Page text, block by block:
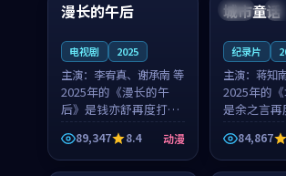
中国 高分
漫长的午后
电视剧 2025
主演： 李宥真、谢承南 等
2025年的《漫长的午
后》是钱亦舒再度打磨
的动漫佳作。中国大陆
的取景与海岛日常的氛
围相互成就，李宥真与
89,347 8.4 动漫
美国 院线
城市童话
纪录片
主演： 蒋知
2025年的《
是余之言再
剧佳作。
历史战争
就，蒋知
84,867